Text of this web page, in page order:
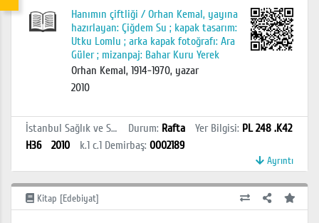
Hanımın çiftliği / Orhan Kemal, yayına
hazırlayan: Çiğdem Su ; kapak tasarım:
Utku Lomlu ; arka kapak fotoğrafı: Ara
Güler ; mizanpaj: Bahar Kuru Yerek
Orhan Kemal, 1914-1970, yazar
2010
İstanbul Sağlık ve Sosyal Bilimler MYO Kütüphanesi Durum: Rafta Yer Bilgisi: PL 248 .K42
H36
2010 k.1 c.1 Demirbaş: 0002189
Ayrıntı
Kitap [Edebiyat]